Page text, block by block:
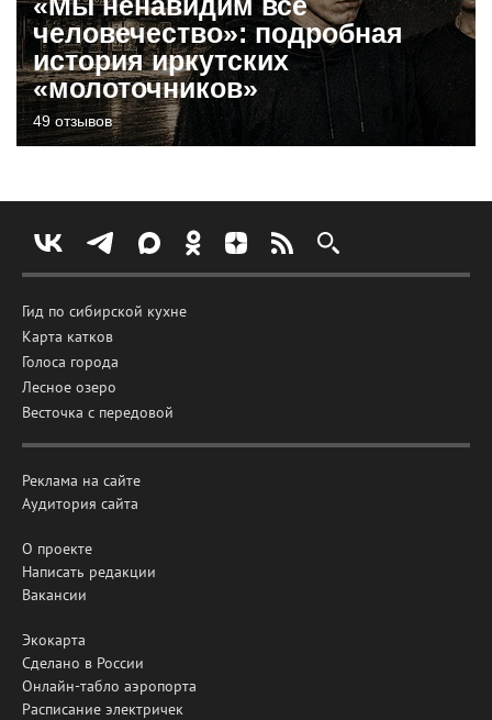
человечество»: подробная
история иркутских
«молоточников»
49 отзывов
Гид по сибирской кухне
Карта катков
Голоса города
Лесное озеро
Весточка с передовой
Реклама на сайте
Аудитория сайта
О проекте
Написать редакции
Вакансии
Экокарта
Сделано в России
Онлайн-табло аэропорта
Расписание электричек